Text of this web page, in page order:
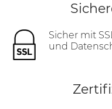
Sicher mit
und